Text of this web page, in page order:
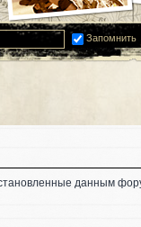
Запомнить
данным